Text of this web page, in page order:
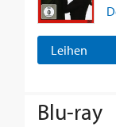
Leihen
Blu-ray